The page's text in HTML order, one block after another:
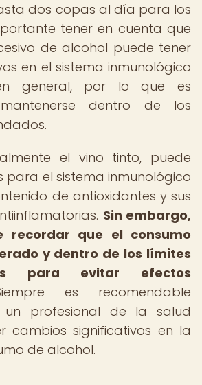
dos copas al día para los
tener en cuenta que
de alcohol puede tener
en el sistema inmunológico
general, por lo que es
dentro de los
el vino tinto, puede
para el sistema inmunológico
de antioxidantes y sus
Sin embargo,
recordar que el consumo
y dentro de los límites
para evitar efectos
es recomendable
un profesional de la salud
cambios significativos en la
de alcohol.